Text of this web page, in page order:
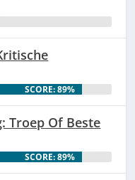
SCORE: 89%
Troep Of Beste
SCORE: 89%